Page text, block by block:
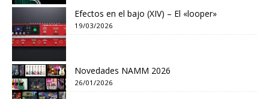
Efectos en el bajo (XIV) – El «looper»
19/03/2026
Novedades NAMM 2026
26/01/2026